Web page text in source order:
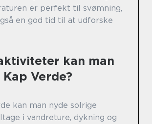
er perfekt til svømning,
en god tid til at udforske
kan man
Verde?
kan man nyde solrige
i vandreture, dykning og